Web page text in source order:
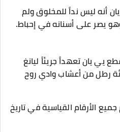
أنه ليس نداً للمخلوق ولم
يصر على أسنانه في إحباط.
يي يان تعهداً جريئاً ليانغ
رطل من أعشاب وادي روح
الأرقام القياسية في تاريخ